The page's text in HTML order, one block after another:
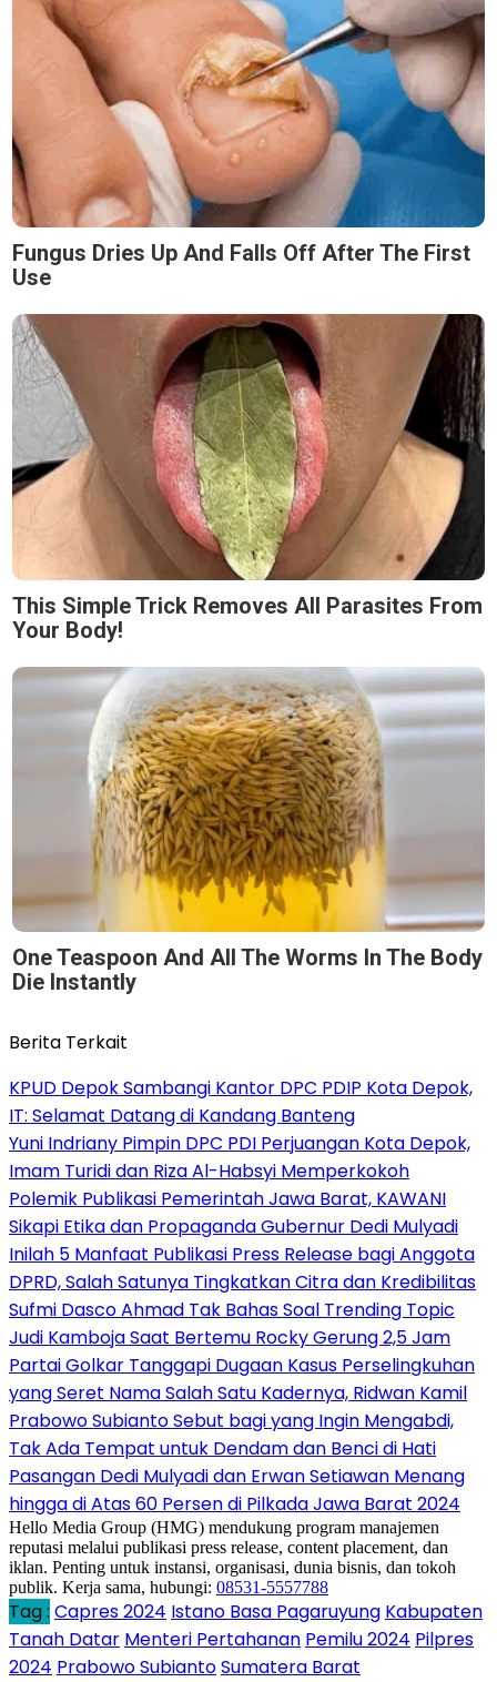
Fungus Dries Up And Falls Off After The First
Use
This Simple Trick Removes All Parasites From
Your Body!
One Teaspoon And All The Worms In The Body
Die Instantly
Berita Terkait
KPUD Depok Sambangi Kantor DPC PDIP Kota Depok,
IT: Selamat Datang di Kandang Banteng
Yuni Indriany Pimpin DPC PDI Perjuangan Kota Depok,
Imam Turidi dan Riza Al-Habsyi Memperkokoh
Polemik Publikasi Pemerintah Jawa Barat, KAWANI
Sikapi Etika dan Propaganda Gubernur Dedi Mulyadi
Inilah 5 Manfaat Publikasi Press Release bagi Anggota
DPRD, Salah Satunya Tingkatkan Citra dan Kredibilitas
Sufmi Dasco Ahmad Tak Bahas Soal Trending Topic
Judi Kamboja Saat Bertemu Rocky Gerung 2,5 Jam
Partai Golkar Tanggapi Dugaan Kasus Perselingkuhan
yang Seret Nama Salah Satu Kadernya, Ridwan Kamil
Prabowo Subianto Sebut bagi yang Ingin Mengabdi,
Tak Ada Tempat untuk Dendam dan Benci di Hati
Pasangan Dedi Mulyadi dan Erwan Setiawan Menang
hingga di Atas 60 Persen di Pilkada Jawa Barat 2024
Hello Media Group (HMG) mendukung program manajemen
reputasi melalui publikasi press release, content placement, dan
iklan. Penting untuk instansi, organisasi, dunia bisnis, dan tokoh
publik. Kerja sama, hubungi: 08531-5557788
Tag : Capres 2024 Istano Basa Pagaruyung Kabupaten
Tanah Datar Menteri Pertahanan Pemilu 2024 Pilpres
2024 Prabowo SubiantoSumatera Barat